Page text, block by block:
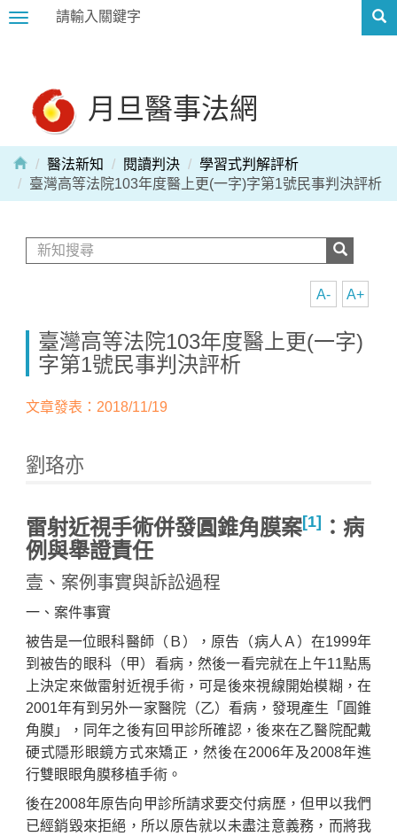
Toggle
月旦醫事法網
醫法新知 閱讀判決
學習式判解評析
臺灣高等法院103年度醫上更(一字)字第1號民事判決評析
A+
A-
臺灣高等法院103年度醫上更(一字)
字第1號民事判決評析
文章發表：2018/11/19
劉珞亦
雷射近視手術併發圓錐角膜案[1] ：病
例與舉證責任
壹、案例事實與訴訟過程
一、案件事實
被告是一位眼科醫師（Ｂ），原告（病人Ａ）在1999年
到被告的眼科（甲）看病，然後一看完就在上午11點馬
上決定來做雷射近視手術，可是後來視線開始模糊，在
2001年有到另外一家醫院（乙）看病，發現產生「圓錐
角膜」，同年之後有回甲診所確認，後來在乙醫院配戴
硬式隱形眼鏡方式來矯正，然後在2006年及2008年進
行雙眼眼角膜移植手術。
後在2008年原告向甲診所請求要交付病歷，但甲以我們
已經銷毀來拒絕，所以原告就以未盡注意義務，而將我